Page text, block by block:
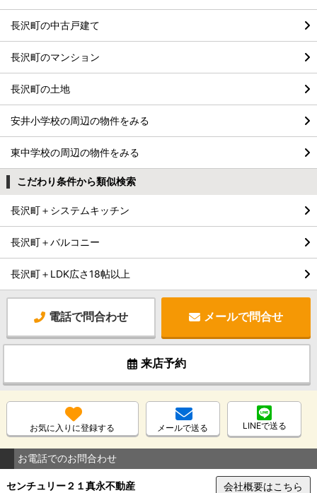
長沢町の中古戸建て
長沢町のマンション
長沢町の土地
安井小学校の周辺の物件をみる
東中学校の周辺の物件をみる
こだわり条件から類似検索
長沢町＋システムキッチン
長沢町＋バルコニー
長沢町＋LDK広さ18帖以上
電話で問合わせ メールで問合せ
来店予約
お気に入りに登録する メールで送る LINEで送る
お電話でのお問合わせ
センチュリー２１真永不動産 会社概要はこちら